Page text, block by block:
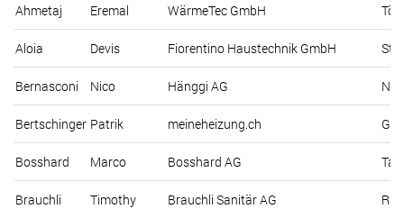
Ahmetaj Eremal WärmeTec GmbH
Aloia Devis Fiorentino Haustechnik GmbH St.
Bernasconi Nico Hänggi AG
Bertschinger Patrik meineheizung.ch
Bosshard Marco Bosshard AG
Brauchli Timothy Brauchli Sanitär AG